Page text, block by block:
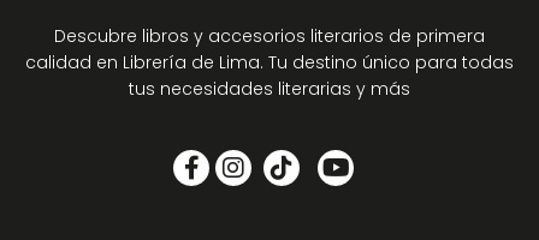
Descubre libros y accesorios literarios de primera
calidad en Librería de Lima. Tu destino único para todas
tus necesidades literarias y más